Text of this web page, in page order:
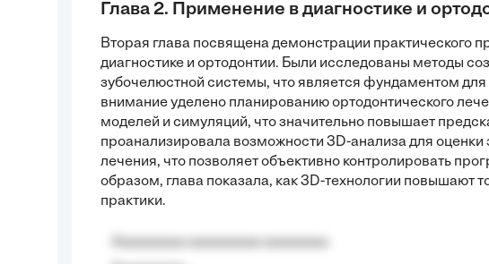
Глава 2. Применение в диагностике и
Вторая глава посвящена демонстрации практического
диагностике и ортодонтии. Были исследованы методы
зубочелюстной системы, что является фундаментом
внимание уделено планированию ортодонтического
моделей и симуляций, что значительно повышает
проанализировала возможности 3D-анализа для
лечения, что позволяет объективно контролировать
образом, глава показала, как 3D-технологии повышают
практики.